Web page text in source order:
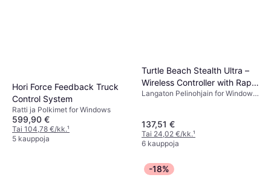
Hori Force Feedback Truck
Control System
Ratti ja Polkimet for Windows
599,90 €
Tai 104,78 €/kk.¹
5 kauppoja
Turtle Beach Stealth Ultra –
Wireless Controller with Rapid
Charge Dock
Langaton Pelinohjain for Windows,
137,51 €
Tai 24,02 €/kk.¹
6 kauppoja
-18%